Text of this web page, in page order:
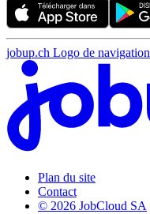
jobup.ch Logo de navigation
Plan du site
Contact
© 2026 JobCloud SA